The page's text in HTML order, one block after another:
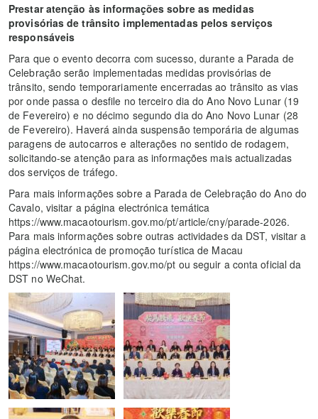
Prestar atenção às informações sobre as medidas
provisórias de trânsito implementadas pelos serviços
responsáveis
Para que o evento decorra com sucesso, durante a Parada de
Celebração serão implementadas medidas provisórias de
trânsito, sendo temporariamente encerradas ao trânsito as vias
por onde passa o desfile no terceiro dia do Ano Novo Lunar (19
de Fevereiro) e no décimo segundo dia do Ano Novo Lunar (28
de Fevereiro). Haverá ainda suspensão temporária de algumas
paragens de autocarros e alterações no sentido de rodagem,
solicitando-se atenção para as informações mais actualizadas
dos serviços de tráfego.
Para mais informações sobre a Parada de Celebração do Ano do
Cavalo, visitar a página electrónica temática
https://www.macaotourism.gov.mo/pt/article/cny/parade-2026.
Para mais informações sobre outras actividades da DST, visitar a
página electrónica de promoção turística de Macau
https://www.macaotourism.gov.mo/pt ou seguir a conta oficial da
DST no WeChat.